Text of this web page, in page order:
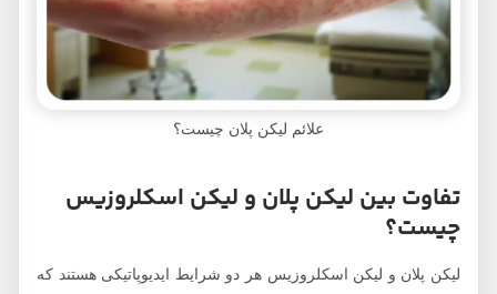
علائم لیکن پلان چیست؟
تفاوت بین لیکن پلان و لیکن اسکلروزیس
چیست؟
لیکن پلان و لیکن اسکلروزیس هر دو شرایط ایدیوپاتیکی هستند که